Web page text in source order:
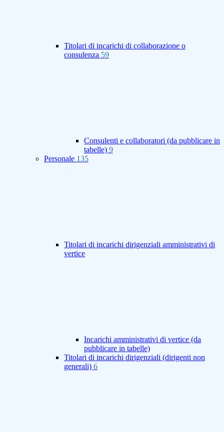
Titolari di incarichi di collaborazione o
consulenza 59
Consulenti e collaboratori (da pubblicare in
tabelle) 9
Personale 135
Titolari di incarichi dirigenziali amministrativi di
vertice
Incarichi amministrativi di vertice (da
pubblicare in tabelle)
Titolari di incarichi dirigenziali (dirigenti non
generali) 6